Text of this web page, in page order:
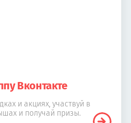
Вконтакте
и акциях, участвуй в
и получай призы.